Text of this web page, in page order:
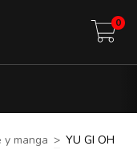
0
y manga > YU GI OH